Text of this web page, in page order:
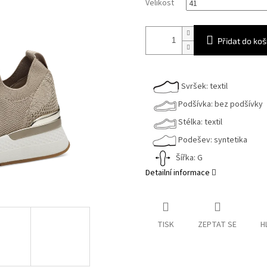
Velikost
Přidat do
Svršek: textil
Podšívka: bez podšívky
Stélka: textil
Podešev: syntetika
Šířka: G
Detailní informace
TISK ZEPTAT SE